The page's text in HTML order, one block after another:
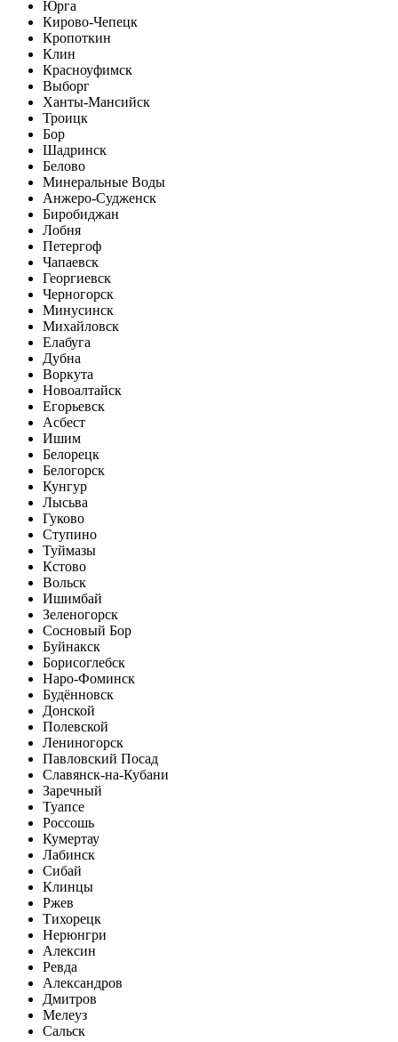
Юрга
Кирово-Чепецк
Кропоткин
Клин
Красноуфимск
Выборг
Ханты-Мансийск
Троицк
Бор
Шадринск
Белово
Минеральные Воды
Анжеро-Судженск
Биробиджан
Лобня
Петергоф
Чапаевск
Георгиевск
Черногорск
Минусинск
Михайловск
Елабуга
Дубна
Воркута
Новоалтайск
Егорьевск
Асбест
Ишим
Белорецк
Белогорск
Кунгур
Лысьва
Гуково
Ступино
Туймазы
Кстово
Вольск
Ишимбай
Зеленогорск
Сосновый Бор
Буйнакск
Борисоглебск
Наро-Фоминск
Будённовск
Донской
Полевской
Лениногорск
Павловский Посад
Славянск-на-Кубани
Заречный
Туапсе
Россошь
Кумертау
Лабинск
Сибай
Клинцы
Ржев
Тихорецк
Нерюнгри
Алексин
Ревда
Александров
Дмитров
Мелеуз
Сальск